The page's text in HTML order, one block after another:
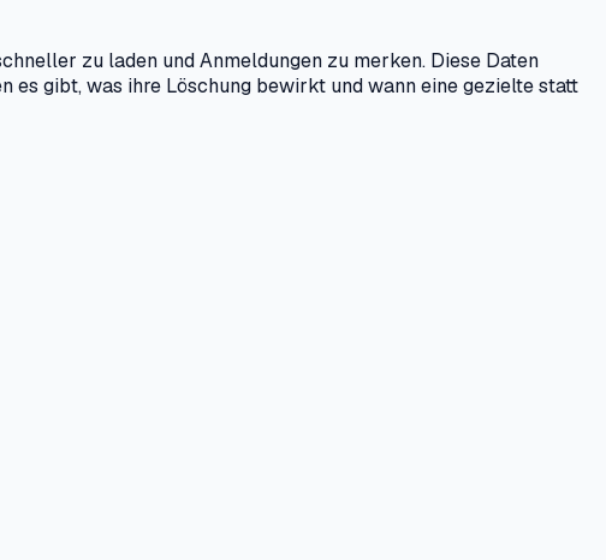
zu laden und Anmeldungen zu merken. Diese Daten
gibt, was ihre Löschung bewirkt und wann eine gezielte statt